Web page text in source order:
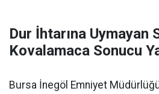
Dur İhtarına Uymayan
Kovalamaca Sonucu
Bursa İnegöl Emniyet